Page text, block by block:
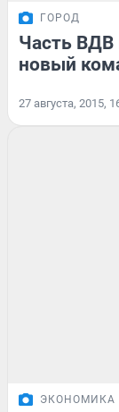
ГОРОД
Часть ВДВ
новый
27 августа, 2015,
ЭКОНОМИКА